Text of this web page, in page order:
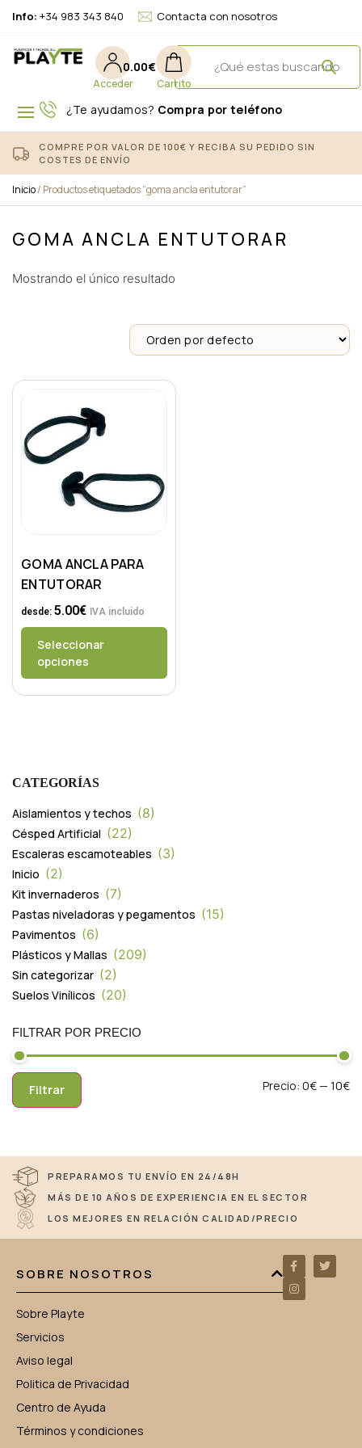
Info: +34 983 343 840 Contacta con nosotros
0.00€
¿Te ayudamos? Compra por teléfono
COMPRE POR VALOR DE 100€ Y RECIBA SU PEDIDO SIN
COSTES DE ENVÍO
Inicio/ Productos etiquetados “goma ancla entutorar”
GOMA ANCLA ENTUTORAR
Mostrando el único resultado
GOMA ANCLA PARA
ENTUTORAR
desde: 5.00€ IVA incluido
Seleccionar
opciones
CATEGORÍAS
Aislamientos y techos 8
Césped Artificial 22
Escaleras escamoteables 3
Inicio 2
Kit invernaderos 7
Pastas niveladoras y pegamentos 15
Pavimentos 6
Plásticos y Mallas 209
Sin categorizar 2
Suelos Vinílicos 20
FILTRAR POR PRECIO
Filtrar Precio: 0€— 10€
PREPARAMOS TU ENVÍO EN 24/48H
MÁS DE 10 AÑOS DE EXPERIENCIA EN EL SECTOR
LOS MEJORES EN RELACIÓN CALIDAD/PRECIO
SOBRE NOSOTROS
Sobre Playte
Servicios
Aviso legal
Politica de Privacidad
Centro de Ayuda
Términos y condiciones